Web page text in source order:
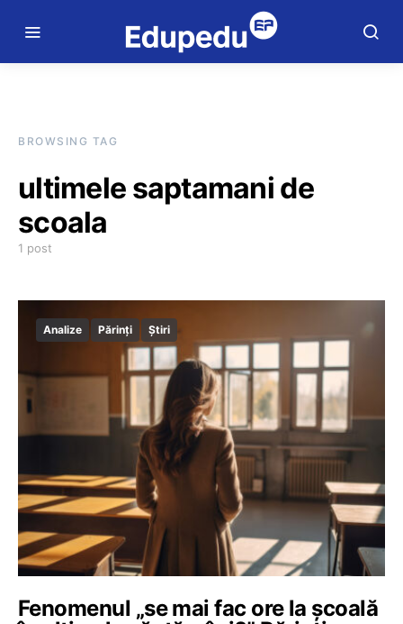
BROWSING TAG
ultimele saptamani de
scoala
1 post
Analize Părinți Știri
Fenomenul „se mai fac ore la școală